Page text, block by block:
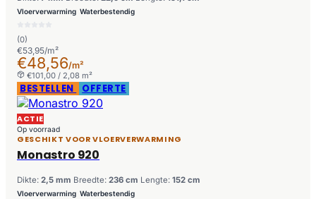
Vloerverwarming Waterbestendig
(0)
€53,95/m²
€48,56/m²
€101,00 / 2,08 m²
BESTELLEN OFFERTE
ACTIE
Op voorraad
GESCHIKT VOOR VLOERVERWARMING
Monastro 920
Dikte: 2,5 mm Breedte: 236 cm Lengte: 152 cm
Vloerverwarming Waterbestendig